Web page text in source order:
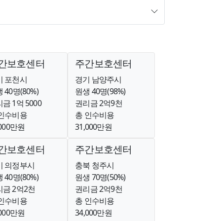
보호센터
포천시
40명(80%)
금 1억 5000
수비용
만원
주간보호센터
경기 남양주시
원생 40명(98%)
권리금 2억9천
총 인수비용
31,000만원
보호센터
의정부시
40명(80%)
금 2억2천
수비용
만원
주간보호센터
충북 청주시
원생 70명(50%)
권리금 2억9천
총 인수비용
34,000만원